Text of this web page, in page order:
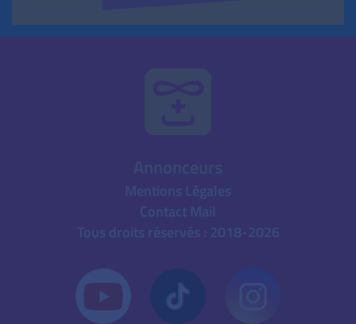
Mentions Légales
Contact Mail
Tous droits réservés : 2018-2026